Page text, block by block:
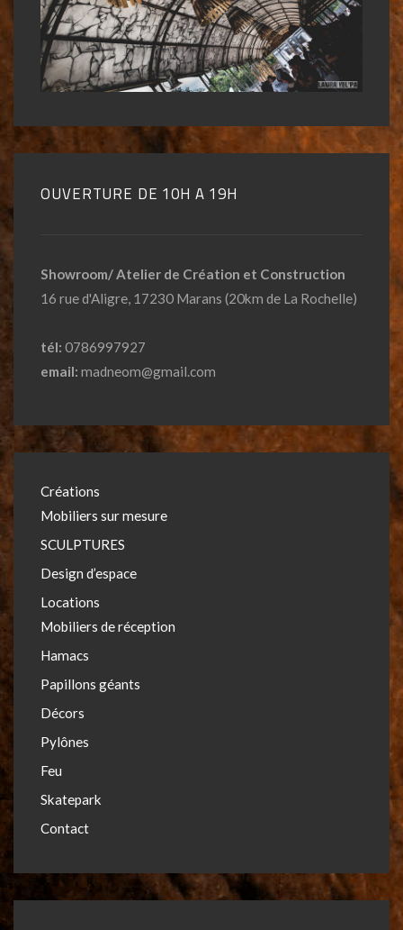
OUVERTURE DE 10H A 19H
Showroom/ Atelier de Création et Construction
16 rue d'Aligre, 17230 Marans (20km de La Rochelle)
tél: 0786997927
email: madneom@gmail.com
Créations
Mobiliers sur mesure
SCULPTURES
Design d’espace
Locations
Mobiliers de réception
Hamacs
Papillons géants
Décors
Pylônes
Feu
Skatepark
Contact